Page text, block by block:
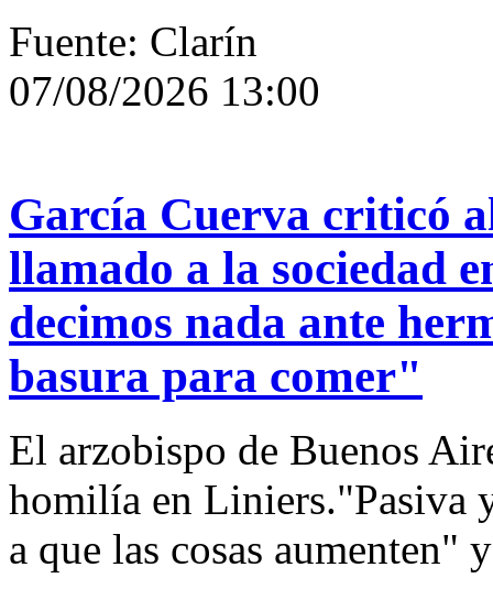
Fuente: Clarín
07/08/2026 13:00
García Cuerva criticó
llamado a la sociedad
decimos nada ante
basura para comer"
El arzobispo de Buenos
homilía en Liniers."Pasiva
a que las cosas aumenten"